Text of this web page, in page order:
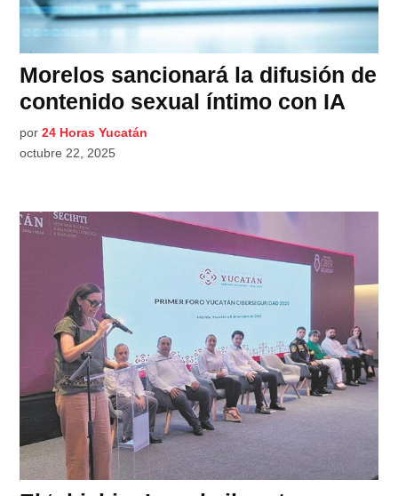
Morelos sancionará la difusión de
contenido sexual íntimo con IA
por 24 Horas Yucatán
octubre 22, 2025